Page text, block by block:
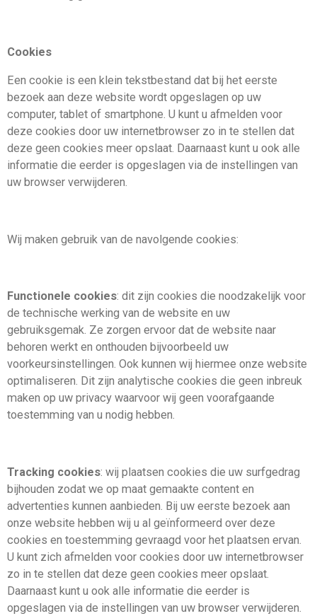
Cookies
Een cookie is een klein tekstbestand dat bij het eerste
bezoek aan deze website wordt opgeslagen op uw
computer, tablet of smartphone. U kunt u afmelden voor
deze cookies door uw internetbrowser zo in te stellen dat
deze geen cookies meer opslaat. Daarnaast kunt u ook alle
informatie die eerder is opgeslagen via de instellingen van
uw browser verwijderen.
Wij maken gebruik van de navolgende cookies:
Functionele cookies: dit zijn cookies die noodzakelijk voor
de technische werking van de website en uw
gebruiksgemak. Ze zorgen ervoor dat de website naar
behoren werkt en onthouden bijvoorbeeld uw
voorkeursinstellingen. Ook kunnen wij hiermee onze website
optimaliseren. Dit zijn analytische cookies die geen inbreuk
maken op uw privacy waarvoor wij geen voorafgaande
toestemming van u nodig hebben.
Tracking cookies: wij plaatsen cookies die uw surfgedrag
bijhouden zodat we op maat gemaakte content en
advertenties kunnen aanbieden. Bij uw eerste bezoek aan
onze website hebben wij u al geïnformeerd over deze
cookies en toestemming gevraagd voor het plaatsen ervan.
U kunt zich afmelden voor cookies door uw internetbrowser
zo in te stellen dat deze geen cookies meer opslaat.
Daarnaast kunt u ook alle informatie die eerder is
opgeslagen via de instellingen van uw browser verwijderen.